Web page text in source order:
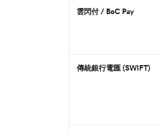
雲閃付 / BoC Pay
傳統銀行電匯 (SWIFT)